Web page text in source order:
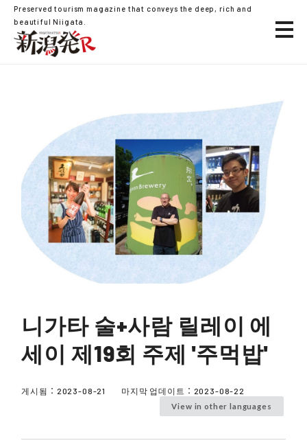
Preserved tourism magazine that conveys the deep, rich and
beautiful Niigata.
니가타 술+사람 릴레이 에
세이 제19회 주제 '주먹밥'
게시됨： 2023-08-21 마지막 업데이트： 2023-08-22
View in other languages